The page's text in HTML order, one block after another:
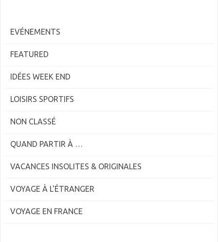
EVÉNEMENTS
FEATURED
IDÉES WEEK END
LOISIRS SPORTIFS
NON CLASSÉ
QUAND PARTIR À …
VACANCES INSOLITES & ORIGINALES
VOYAGE À L'ÉTRANGER
VOYAGE EN FRANCE